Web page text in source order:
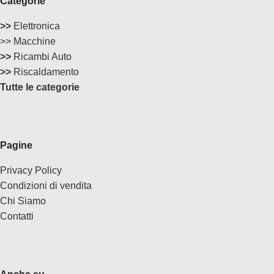
>> Elettronica
>> Macchine
>> Ricambi Auto
>> Riscaldamento
Tutte le categorie
Pagine
Privacy Policy
Condizioni di vendita
Chi Siamo
Contatti